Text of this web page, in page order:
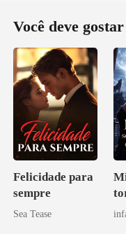
Você deve gostar
Felicidade para
sempre
Sea Tease